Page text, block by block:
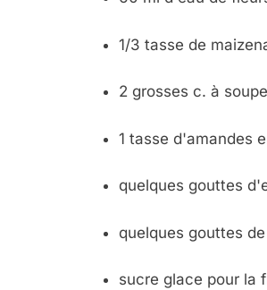
1/3 tasse de
2 grosses c. à
1 tasse d'amandes
quelques gouttes
quelques gouttes
sucre glace pour la